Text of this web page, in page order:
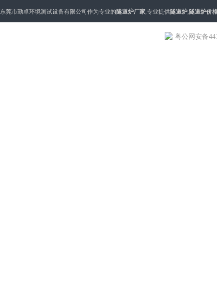
东莞市勤卓环境测试设备有限公司作为专业的隧道炉厂家,专业提供隧道炉,隧道炉价
粤公网安备